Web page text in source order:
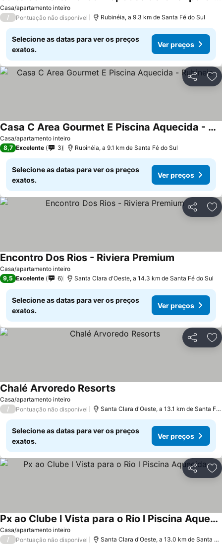
Casa/apartamento inteiro
/ Pontuação não disponível Rubinéia, a 9.3 km de Santa Fé do Sul
Selecione as datas para ver os preços
exatos.
Ver preços
Partilhar
Casa/apartamento inteiro
Casa C Area Gourmet E Piscina Aquecida - Rubineia
8,7 Excelente 3 Rubinéia, a 9.1 km de Santa Fé do Sul
Selecione as datas para ver os preços
exatos.
Ver preços
Partilhar
Casa/apartamento inteiro
Encontro Dos Rios - Riviera Premium
9,5 Excelente 6 Santa Clara d'Oeste, a 14.3 km de Santa Fé do Sul
Selecione as datas para ver os preços
exatos.
Ver preços
Partilhar
Casa/apartamento inteiro
Chalé Arvoredo Resorts
/ Pontuação não disponível Santa Clara d'Oeste, a 13.1 km de Santa Fé do Sul
Selecione as datas para ver os preços
exatos.
Ver preços
Partilhar
Casa/apartamento inteiro
Px ao Clube l Vista para o Rio l Piscina Aquecida
/ Pontuação não disponível Santa Clara d'Oeste, a 13.0 km de Santa Fé do Sul